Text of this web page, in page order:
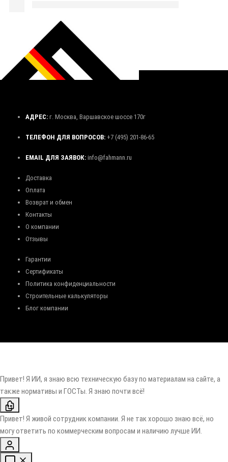
АДРЕС: г. Москва, Варшавское шоссе 170г
ТЕЛЕФОН ДЛЯ ВОПРОСОВ: +7 (495) 201-86-65
EMAIL ДЛЯ ЗАЯВОК: info@fahmann.ru
Доставка
Оплата
Возврат и обмен
Контакты
О компании
Отзывы
Гарантии
Сертификаты
Политика конфиденциальности
Строительные калькуляторы
Блог компании
Привет! Я ИИ, я знаю всю техническую базу по материалам на сайте, а
также нормативы и ГОСТы. Я знаю почти всё!
Привет! Я живой сотрудник компании. Я не так хорошо знаю всё, но
могу ответить по коммерческим вопросам и наличию лучше ИИ.